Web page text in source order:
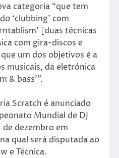
categoria “que tem
‘clubbing’ com
[duas técnicas
com gira-discos e
um dos objetivos é a
musicais, da eletrónica
& bass'”.
Scratch é anunciado
Mundial de DJ
dezembro em
qual será disputada ao
e Técnica.